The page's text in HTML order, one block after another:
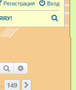
Вход
Регистрация
Поиск
149